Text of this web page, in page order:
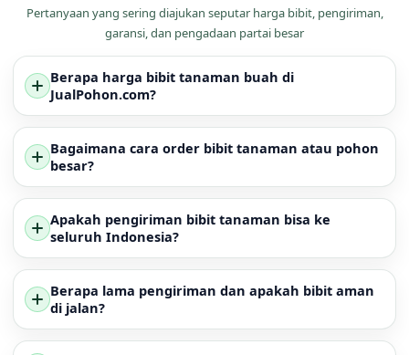
Pertanyaan yang sering diajukan seputar harga bibit, pengiriman,
garansi, dan pengadaan partai besar
Berapa harga bibit tanaman buah di
JualPohon.com?
Bagaimana cara order bibit tanaman atau pohon
besar?
Apakah pengiriman bibit tanaman bisa ke
seluruh Indonesia?
Berapa lama pengiriman dan apakah bibit aman
di jalan?